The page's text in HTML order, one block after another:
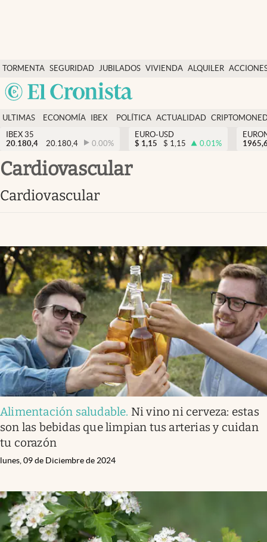
TORMENTA SEGURIDAD
SOCIAL
JUBILADOS VIVIENDA ALQUILER
USA
Economía y finanzas
Política
Actualidad
Criptomonedas
España
ULTIMAS
NOTICIAS
ECONOMÍA
FINANZAS
IBEX
EURO
POLÍTICA ACTUALIDAD
IBEX 35
20.180,4
20.180,4 0.00%
EURO-USD
$ 1,15 $ 1,15 0.01%
cardiovascular
cardiovascular
Alimentación saludable. Ni vino ni cerveza: estas
son las bebidas que limpian tus arterias y cuidan
tu corazón
lunes, 09 de Diciembre de 2024